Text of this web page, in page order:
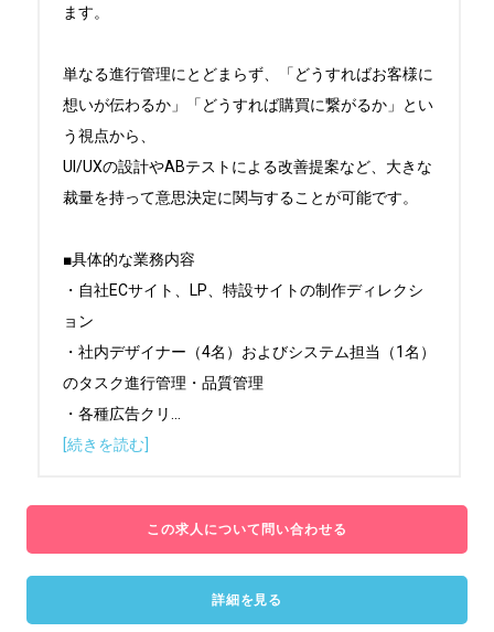
ます。
単なる進行管理にとどまらず、「どうすればお客様に
想いが伝わるか」「どうすれば購買に繋がるか」とい
う視点から、
UI/UXの設計やABテストによる改善提案など、大きな
裁量を持って意思決定に関与することが可能です。
■具体的な業務内容
・自社ECサイト、LP、特設サイトの制作ディレクシ
ョン
・社内デザイナー（4名）およびシステム担当（1名）
のタスク進行管理・品質管理
・各種広告クリ
[続きを読む]
この求人について問い合わせる
詳細を見る